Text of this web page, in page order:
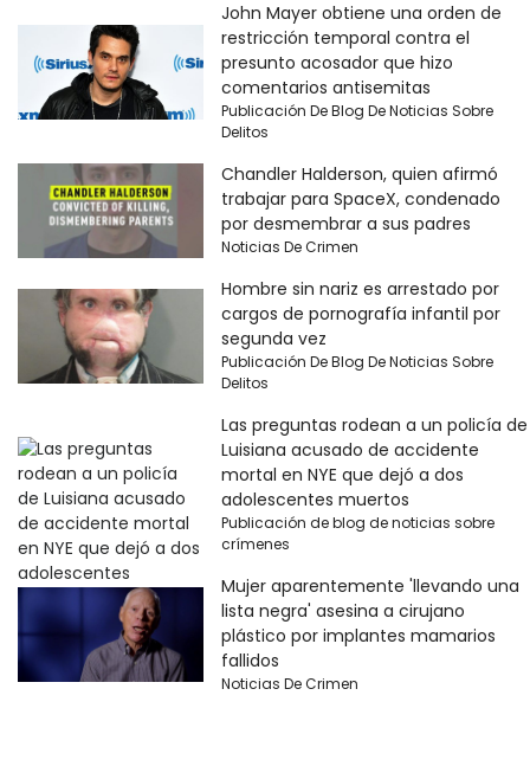
John Mayer obtiene una orden de
restricción temporal contra el
presunto acosador que hizo
comentarios antisemitas
Publicación De Blog De Noticias Sobre
Delitos
Chandler Halderson, quien afirmó
trabajar para SpaceX, condenado
por desmembrar a sus padres
Noticias De Crimen
Hombre sin nariz es arrestado por
cargos de pornografía infantil por
segunda vez
Publicación De Blog De Noticias Sobre
Delitos
Las preguntas rodean a un policía de
Luisiana acusado de accidente
mortal en NYE que dejó a dos
adolescentes muertos
Publicación de blog de noticias sobre
crímenes
Mujer aparentemente 'llevando una
lista negra' asesina a cirujano
plástico por implantes mamarios
fallidos
Noticias De Crimen